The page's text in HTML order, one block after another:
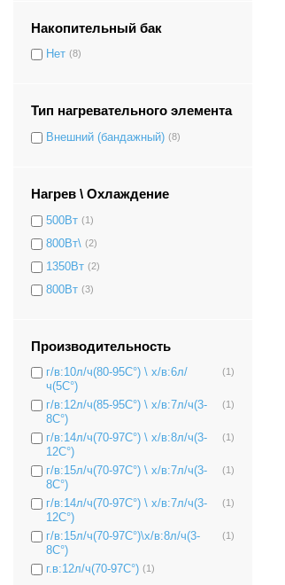
Накопительный бак
Нет (8)
Тип нагревательного элемента
Внешний (бандажный) (8)
Нагрев \ Охлаждение
500Вт (1)
800Вт\ (2)
1350Вт (2)
800Вт (3)
Производительность
г/в:10л/ч(80-95C°) \ х/в:6л/
ч(5C°)
(1)
г/в:12л/ч(85-95C°) \ х/в:7л/ч(3-
8C°)
(1)
г/в:14л/ч(70-97C°) \ х/в:8л/ч(3-
12C°)
(1)
г/в:15л/ч(70-97C°) \ х/в:7л/ч(3-
8C°)
(1)
г/в:14л/ч(70-97C°) \ х/в:7л/ч(3-
12C°)
(1)
г/в:15л/ч(70-97C°)\х/в:8л/ч(3-
8C°)
(1)
г.в:12л/ч(70-97C°) (1)